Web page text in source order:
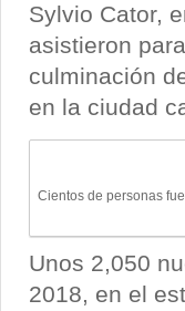
Sylvio Cator,
asistieron
culminación
en la ciudad
Cientos de personas
Unos 2,050
2018, en el